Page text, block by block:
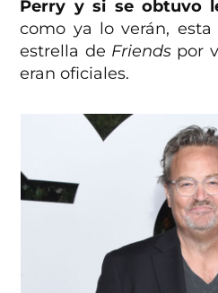
Perry y si se obtuvo
como ya lo verán,
estrella de Friendspor
eran oficiales.